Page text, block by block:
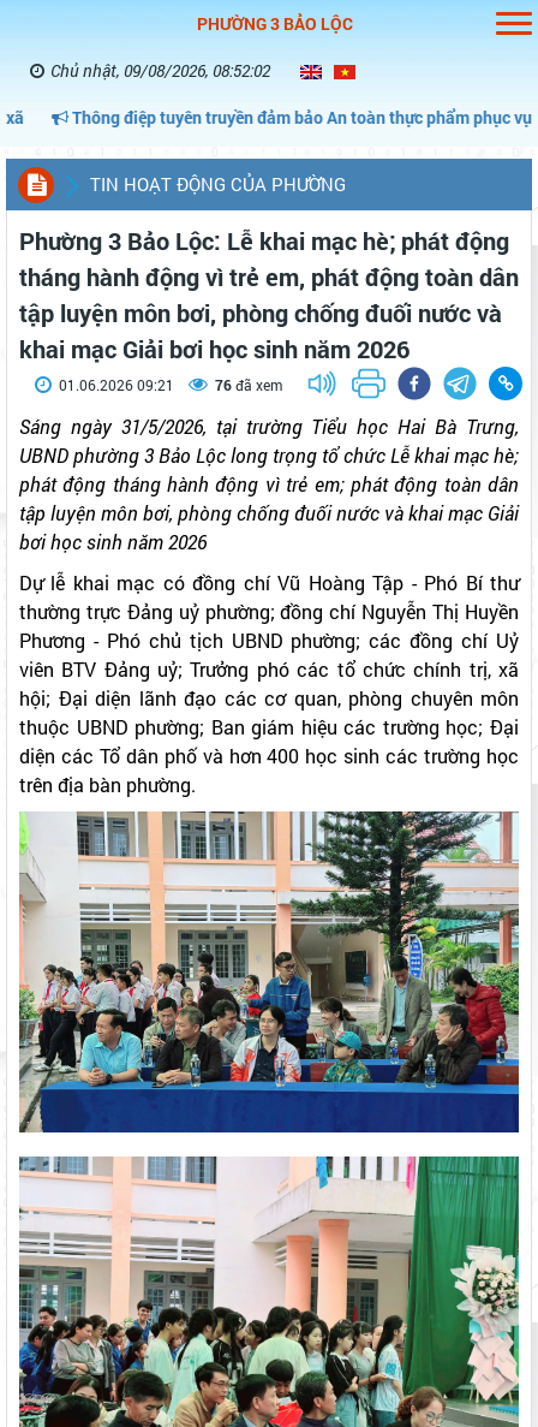
PHƯỜNG 3 BẢO LỘC
TIN HOẠT ĐỘNG CỦA PHƯỜNG
Phường 3 Bảo Lộc: Lễ khai mạc hè; phát động
tháng hành động vì trẻ em, phát động toàn dân
tập luyện môn bơi, phòng chống đuối nước và
khai mạc Giải bơi học sinh năm 2026
01.06.2026 09:21 76đã xem
Sáng ngày 31/5/2026, tại trường Tiểu học Hai Bà Trưng,
UBND phường 3 Bảo Lộc long trọng tổ chức Lễ khai mạc hè;
phát động tháng hành động vì trẻ em; phát động toàn dân
tập luyện môn bơi, phòng chống đuối nước và khai mạc Giải
bơi học sinh năm 2026
Dự lễ khai mạc có đồng chí Vũ Hoàng Tập - Phó Bí thư
thường trực Đảng uỷ phường; đồng chí Nguyễn Thị Huyền
Phương - Phó chủ tịch UBND phường; các đồng chí Uỷ
viên BTV Đảng uỷ; Trưởng phó các tổ chức chính trị, xã
hội; Đại diện lãnh đạo các cơ quan, phòng chuyên môn
thuộc UBND phường; Ban giám hiệu các trường học; Đại
diện các Tổ dân phố và hơn 400 học sinh các trường học
trên địa bàn phường.